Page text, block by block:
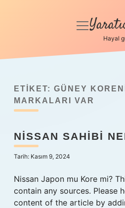
Anasayfa
Yasal Uyarı
menüyü
Hayal
ETIKET: GÜNEY
MARKALARI VAR
NISSAN SAHIBI
Tarih: Kasım 9, 2024
Nissan Japon mu Kore mi?
contain any sources. Please
content of the article by